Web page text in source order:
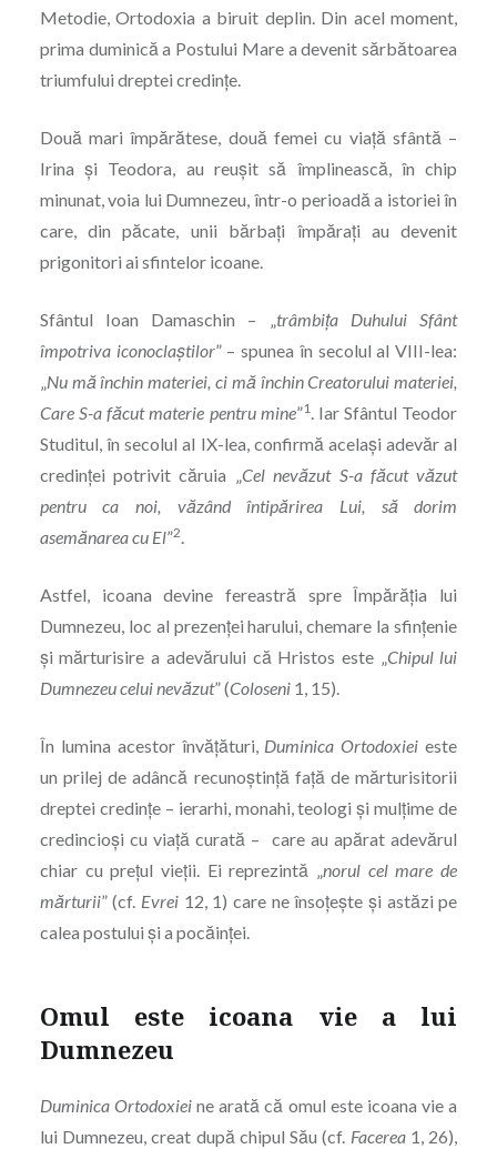
Metodie, Ortodoxia a biruit deplin. Din acel moment,
prima duminică a Postului Mare a devenit sărbătoarea
triumfului dreptei credințe.
Două mari împărătese, două femei cu viață sfântă –
Irina și Teodora, au reușit să împlinească, în chip
minunat, voia lui Dumnezeu, într-o perioadă a istoriei în
care, din păcate, unii bărbați împărați au devenit
prigonitori ai sfintelor icoane.
Sfântul Ioan Damaschin – „trâmbița Duhului Sfânt
împotriva iconoclaștilor” – spunea în secolul al VIII-lea:
„Nu mă închin materiei, ci mă închin Creatorului materiei,
Care S-a făcut materie pentru mine”1. Iar Sfântul Teodor
Studitul, în secolul al IX-lea, confirmă același adevăr al
credinței potrivit căruia „Cel nevăzut S-a făcut văzut
pentru ca noi, văzând întipărirea Lui, să dorim
asemănarea cu El”2.
Astfel, icoana devine fereastră spre Împărăția lui
Dumnezeu, loc al prezenței harului, chemare la sfințenie
și mărturisire a adevărului că Hristos este „Chipul lui
Dumnezeu celui nevăzut” (Coloseni 1, 15).
În lumina acestor învățături, Duminica Ortodoxieieste
un prilej de adâncă recunoștință față de mărturisitorii
dreptei credințe – ierarhi, monahi, teologi și mulțime de
credincioși cu viață curată – care au apărat adevărul
chiar cu prețul vieții. Ei reprezintă „norul cel mare de
mărturii” (cf. Evrei 12, 1) care ne însoțește și astăzi pe
calea postului și a pocăinței.
Omul este icoana vie a lui
Dumnezeu
Duminica Ortodoxieine arată că omul este icoana vie a
lui Dumnezeu, creat după chipul Său (cf. Facerea 1, 26),